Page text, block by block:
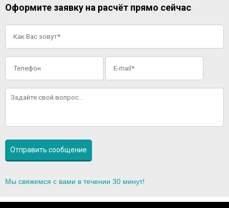
Оформите заявку на расчёт прямо сейчас
Мы свяжемся с вами в течении 30 минут!